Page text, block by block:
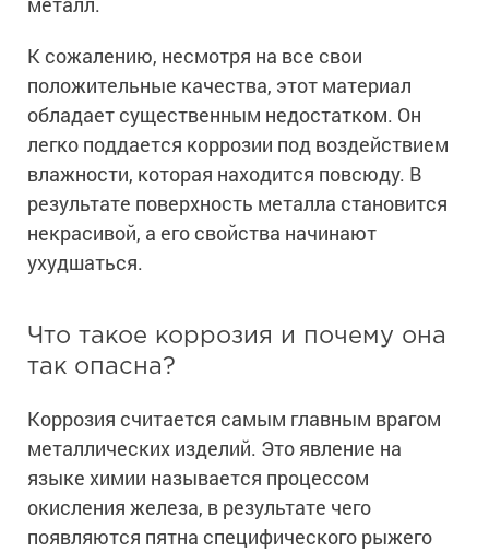
Ингибиторы коррозии
Шпатлевки для металла
Сопутствующие товары
Сопутствующие товары
Жидкая теплоизоляция
Для металла
Для фасада
Экологичные материалы
Для бетонных полов
Для металла
Для фасада
Антистатические покрытия
Для бетона
Сопутствующие товары
Промышленные покрытия
Промышленные полы
Защита железобетонных конструкций
Промышленные металлоконструкции
Промышленные ремонтные покрытия для металла
Промышленные стены
Сопутствующие товары
Холодное цинкование
Сопутствующие товары
Для металла
Антикоррозионная защита
Толстослойные грунт-эмали
Алюминиевые краски
Сопутствующие товары
Морозостойкие краски
Морозостойкие краски для бетонных полов
Морозостойкие краски для металла
Морозостойкие краски для фасада
К сожалению, несмотря на все свои
положительные качества, этот материал
обладает существенным недостатком. Он
легко поддается коррозии под воздействием
влажности, которая находится повсюду. В
результате поверхность металла становится
некрасивой, а его свойства начинают
ухудшаться.
Что такое коррозия и почему она
так опасна?
Коррозия считается самым главным врагом
металлических изделий. Это явление на
языке химии называется процессом
окисления железа, в результате чего
появляются пятна специфического рыжего